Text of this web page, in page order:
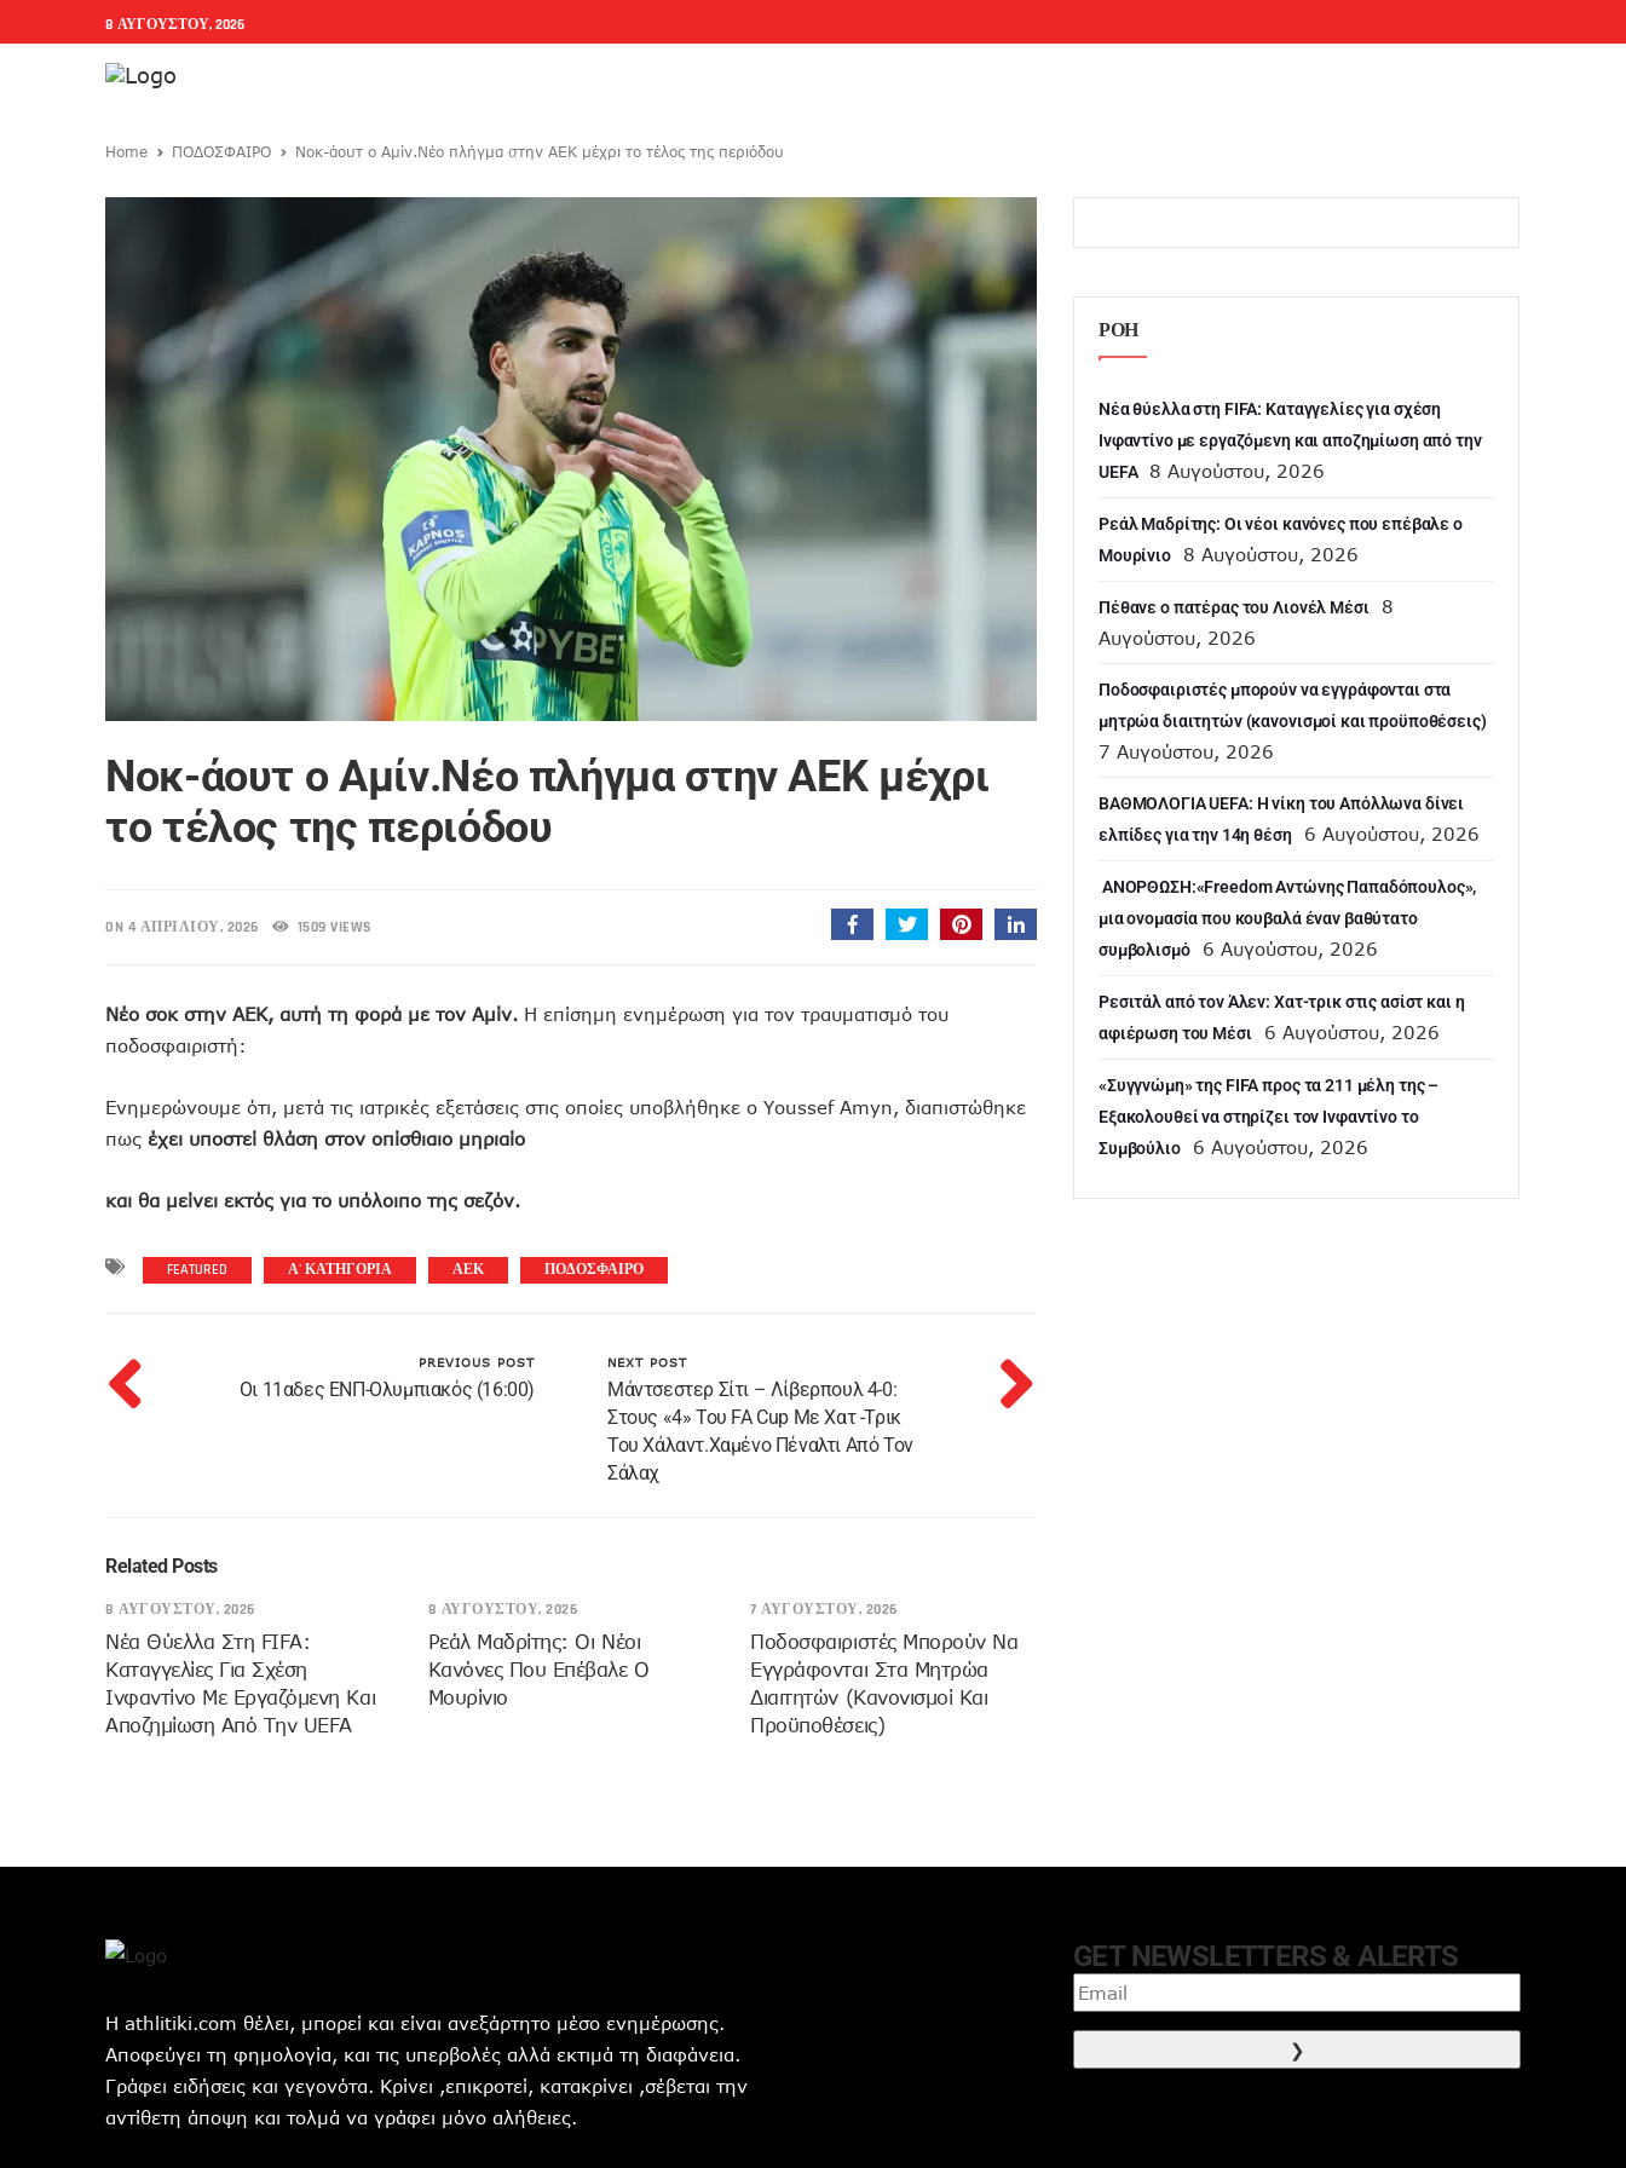
8 ΑΥΓΟΎΣΤΟΥ, 2026
Home ΠΟΔΟΣΦΑΙΡΟ Noκ-άουτ ο Αμίν.Νέο πλήγμα στην ΑΕΚ μέχρι το τέλος της περιόδου
Noκ-άουτ ο Αμίν.Νέο πλήγμα στην ΑΕΚ μέχρι
το τέλος της περιόδου
ON 4 ΑΠΡΙΛΊΟΥ, 2026 1509 VIEWS
Νέο σοκ στην ΑΕΚ, αυτή τη φορά με τον Αμίν. Η επίσημη ενημέρωση για τον τραυματισμό του
ποδοσφαιριστή:
Ενημερώνουμε ότι, μετά τις ιατρικές εξετάσεις στις οποίες υποβλήθηκε ο Youssef Amyn, διαπιστώθηκε
πως έχει υποστεί θλάση στον οπίσθιαιο μηριαίο
και θα μείνει εκτός για το υπόλοιπο της σεζόν.
FEATURED Α' ΚΑΤΗΓΟΡΙΑ ΑΕΚ ΠΟΔΟΣΦΑΙΡΟ
PREVIOUS POST
Οι 11αδες ΕΝΠ-Ολυμπιακός (16:00)
NEXT POST
Μάντσεστερ Σίτι – Λίβερπουλ 4-0:
Στους «4» Του FA Cup Με Χατ -τρικ
Του Χάλαντ.Χαμένο Πέναλτι Από Τον
Σάλαχ
Related Posts
8 ΑΥΓΟΎΣΤΟΥ, 2026
Νέα Θύελλα Στη FIFA:
Καταγγελίες Για Σχέση
Ινφαντίνο Με Εργαζόμενη Και
Αποζημίωση Από Την UEFA
8 ΑΥΓΟΎΣΤΟΥ, 2026
Ρεάλ Μαδρίτης: Οι Νέοι
Κανόνες Που Επέβαλε Ο
Μουρίνιο
7 ΑΥΓΟΎΣΤΟΥ, 2026
Ποδοσφαιριστές Μπορούν Να
Εγγράφονται Στα Μητρώα
Διαιτητών (κανονισμοί Και
Προϋποθέσεις)
ΡΟΗ
Νέα θύελλα στη FIFA: Καταγγελίες για σχέση
Ινφαντίνο με εργαζόμενη και αποζημίωση από την
UEFA
8 Αυγούστου, 2026
Ρεάλ Μαδρίτης: Οι νέοι κανόνες που επέβαλε ο
Μουρίνιο
8 Αυγούστου, 2026
Πέθανε ο πατέρας του Λιονέλ Μέσι
8
Αυγούστου, 2026
Ποδοσφαιριστές μπορούν να εγγράφονται στα
μητρώα διαιτητών (κανονισμοί και προϋποθέσεις)
7 Αυγούστου, 2026
ΒΑΘΜΟΛΟΓΙΑ UEFA: Η νίκη του Απόλλωνα δίνει
ελπίδες για την 14η θέση
6 Αυγούστου, 2026
ANOΡΘΩΣΗ:«Freedom Αντώνης Παπαδόπουλος»,
μια ονομασία που κουβαλά έναν βαθύτατο
συμβολισμό
6 Αυγούστου, 2026
Ρεσιτάλ από τον Άλεν: Χατ-τρικ στις ασίστ και η
αφιέρωση του Μέσι
6 Αυγούστου, 2026
«Συγγνώμη» της FIFA προς τα 211 μέλη της –
Εξακολουθεί να στηρίζει τον Ινφαντίνο το
Συμβούλιο
6 Αυγούστου, 2026
Η athlitiki.com θέλει, μπορεί και είναι ανεξάρτητο μέσο ενημέρωσης.
Αποφεύγει τη φημολογία, και τις υπερβολές αλλά εκτιμά τη διαφάνεια.
Γράφει ειδήσεις και γεγονότα. Κρίνει ,επικροτεί, κατακρίνει ,σέβεται την
αντίθετη άποψη και τολμά να γράφει μόνο αλήθειες.
GET NEWSLETTERS & ALERTS